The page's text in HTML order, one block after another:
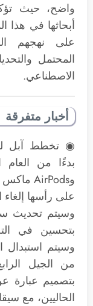
واضح، حيث
أبحاثها في هذا
على نهجهم
المحتمل
الاصطناعي.
أخبار متفرقة
على رأسها
بتحسين في
وسيتم استبدال
من الجيل
الحاليين، مع